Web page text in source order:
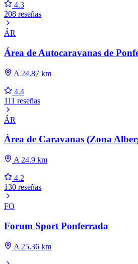
4.3
208 reseñas
ÁR
Área de Autocaravanas de
A 24.87 km
4.4
111 reseñas
ÁR
Área de Caravanas (Zona
A 24.9 km
4.2
130 reseñas
FO
Forum Sport Ponferrada
A 25.36 km